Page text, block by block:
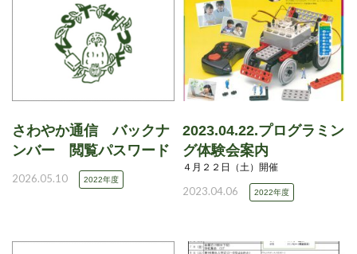
さわやか通信 バックナ
ンバー 閲覧パスワード
2026.05.10 2022年度
2023.04.22.プログラミン
グ体験会案内
４月２２日（土）開催
2023.04.06 2022年度